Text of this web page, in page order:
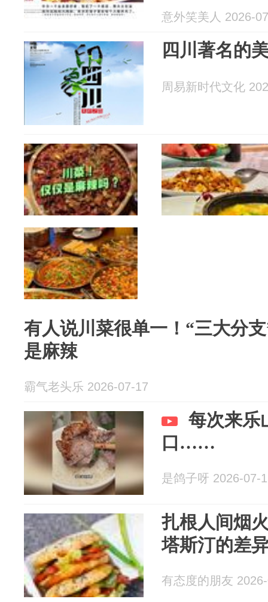
意外笑美人 2026-
四川著名的
周易新时代文化
有人说川菜很单一！“三大分
是麻辣
霸气老头乐 2026-07-17
每次来乐
口……
是鸽子呀 2026-07-
扎根人间烟
塔斯汀的差
有态度的朋友